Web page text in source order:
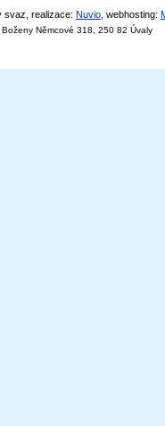
realizace: Nuvio , webhosting:
Němcové 318, 250 82 Úvaly